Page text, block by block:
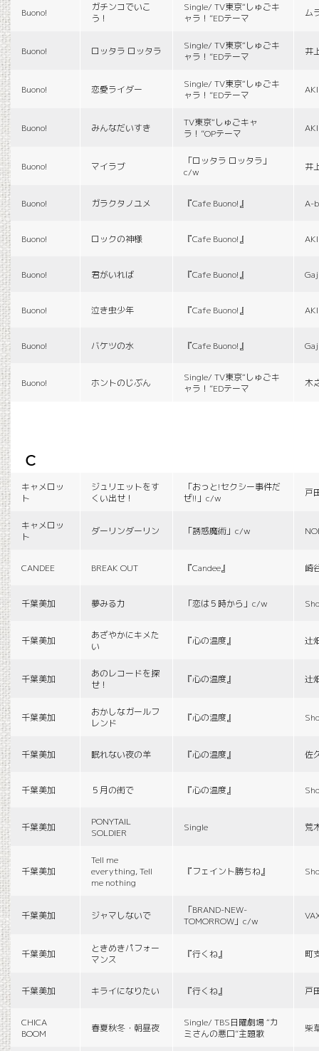
Buono!
ガチンコでいこ
う！
Single/ TV東京“しゅごキ
ャラ！”EDテーマ
ム
Buono! ロッタラ ロッタラ
Single/ TV東京“しゅごキ
ャラ！”EDテーマ
井
Buono! 恋愛ライダー
Single/ TV東京“しゅごキ
ャラ！”EDテーマ
Buono! みんなだいすき
TV東京“しゅごキャ
ラ！”OPテーマ
Buono! マイラブ
「ロッタラ ロッタラ」
c/w
井
Buono! ガラクタノユメ 『Cafe Buono!』 A-
Buono! ロックの神様 『Cafe Buono!』
Buono! 君がいれば 『Cafe Buono!』
Buono! 泣き虫少年 『Cafe Buono!』
Buono! バケツの水 『Cafe Buono!』
Buono! ホントのじぶん
Single/ TV東京“しゅごキ
ャラ！”EDテーマ
木
c
キャメロッ
ト
ジュリエットをす
くい出せ！
「おっと!セクシー事件だ
ぜ!!」c/w
戸
キャメロッ
ト
ダーリンダーリン 「誘惑魔術」c/w
CANDEE BREAK OUT 『Candee』 崎
千葉美加 夢みる力 「恋は５時から」c/w
千葉美加
あざやかにキメた
い
『心の温度』 辻
千葉美加
あのレコードを探
せ！
『心の温度』 辻
千葉美加
おかしなガールフ
レンド
『心の温度』
千葉美加 眠れない夜の羊 『心の温度』 佐
千葉美加 ５月の街で 『心の温度』
千葉美加
PONYTAIL
SOLDIER
Single 荒
千葉美加
Tell me
everything, Tell
me nothing
『フェイント勝ちね』
千葉美加 ジャマしないで
「BRAND-NEW-
TOMORROW」c/w
千葉美加
ときめきパフォー
マンス
『行くね』 町
千葉美加 キライになりたい 『行くね』 戸
CHICA
BOOM
春夏秋冬・朝昼夜
Single/ TBS日曜劇場 “カ
ミさんの悪口”主題歌
柴